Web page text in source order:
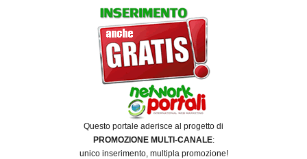
Questo portale aderisce al progetto di
PROMOZIONE MULTI-CANALE:
unico inserimento, multipla promozione!